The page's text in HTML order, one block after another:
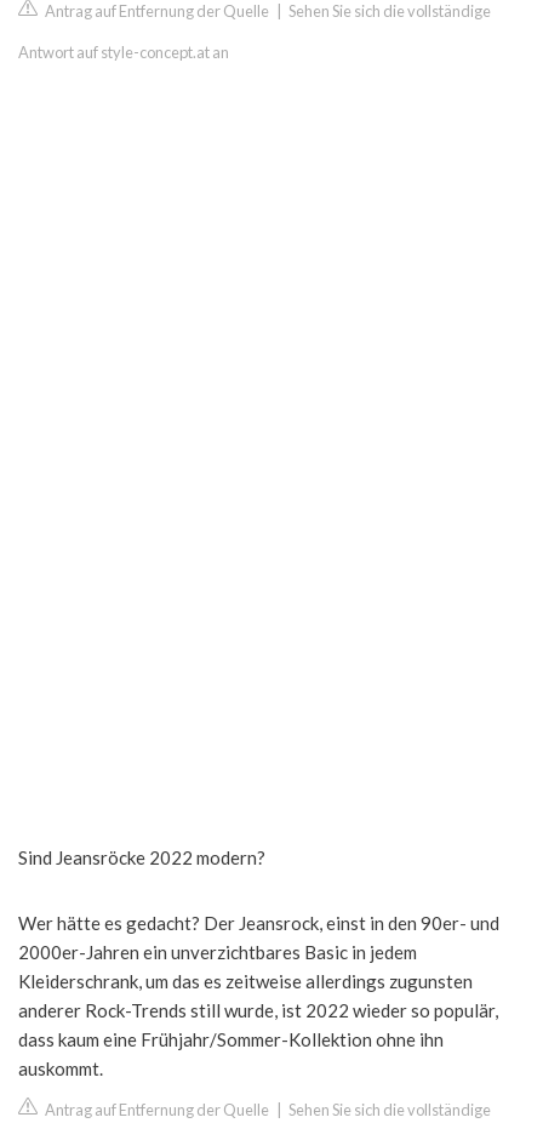
Antrag auf Entfernung der Quelle Sehen Sie sich die vollständige
Antwort auf style-concept.at an
Sind Jeansröcke 2022 modern?
Wer hätte es gedacht? Der Jeansrock, einst in den 90er- und
2000er-Jahren ein unverzichtbares Basic in jedem
Kleiderschrank, um das es zeitweise allerdings zugunsten
anderer Rock-Trends still wurde, ist 2022 wieder so populär,
dass kaum eine Frühjahr/Sommer-Kollektion ohne ihn
auskommt.
Antrag auf Entfernung der Quelle Sehen Sie sich die vollständige